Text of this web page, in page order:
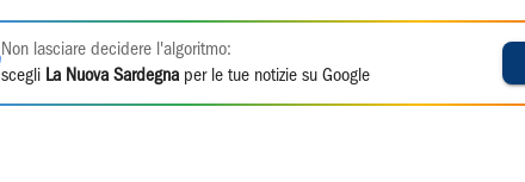
Non lasciare decidere l'algoritmo:
scegli La Nuova Sardegna per le tue notizie su Google